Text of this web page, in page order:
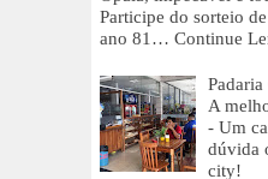
Participe do sorteio
ano 81… Continue
A
- Um
dúvida
city!